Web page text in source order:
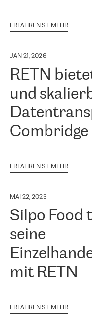
ERFAHREN SIE MEHR
JAN 21, 2026
RETN
und
Combridge
ERFAHREN SIE MEHR
MAI 22, 2025
Silpo
seine
mit RETN
ERFAHREN SIE MEHR